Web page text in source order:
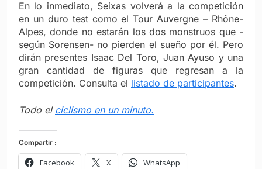
En lo inmediato, Seixas volverá a la competición
en un duro test como el Tour Auvergne – Rhône-
Alpes, donde no estarán los dos monstruos que -
según Sorensen- no pierden el sueño por él. Pero
dirán presentes Isaac Del Toro, Juan Ayuso y una
gran cantidad de figuras que regresan a la
competición. Consulta el listado de participantes.
Todo el ciclismo en un minuto.
Compartir :
Facebook X WhatsApp